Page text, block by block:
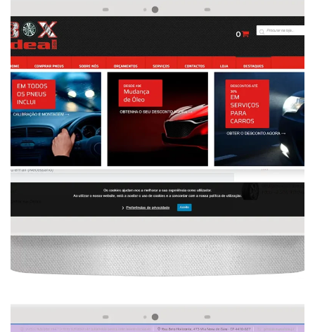
Mecânica Automóvel Seo, Web Design Website
Desenvolvimento De Website De Mecânica
Automóvel